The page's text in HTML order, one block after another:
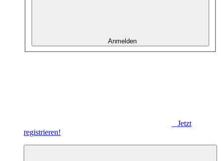
Anmelden
Jetzt
registrieren!